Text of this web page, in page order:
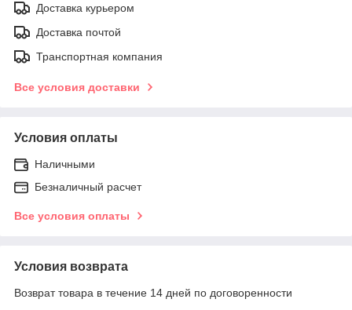
Доставка курьером
Доставка почтой
Транспортная компания
Все условия доставки
Условия оплаты
Наличными
Безналичный расчет
Все условия оплаты
Условия возврата
Возврат товара в течение 14 дней по договоренности